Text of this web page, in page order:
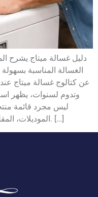
الغسالة المناسبة
عن كتالوج غسالة ميتاج
وتدوم لسنوات، يظهر
ليس مجرد قائمة
الموديلات، المقاسات، والتقنيات لتختار بثقة وراحة بال. […]